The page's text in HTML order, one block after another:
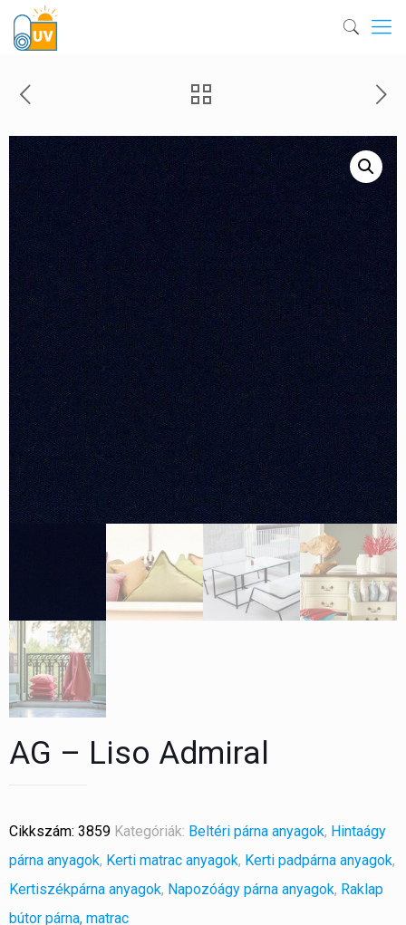
AG – Liso Admiral
Cikkszám: 3859 Kategóriák: Beltéri párna anyagok, Hintaágy
párna anyagok, Kerti matrac anyagok, Kerti padpárna anyagok,
Kertiszékpárna anyagok, Napozóágy párna anyagok, Raklap
bútor párna, matrac